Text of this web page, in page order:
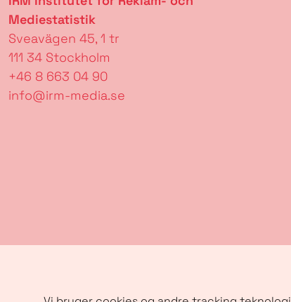
Mediestatistik
Sveavägen 45, 1 tr
111 34 Stockholm
+46 8 663 04 90
info@irm-media.se